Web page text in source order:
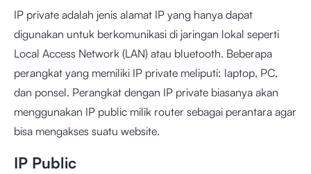
IP private adalah jenis alamat IP yang hanya dapat
digunakan untuk berkomunikasi di jaringan lokal seperti
Local Access Network (LAN) atau bluetooth. Beberapa
perangkat yang memiliki IP private meliputi: laptop, PC,
dan ponsel. Perangkat dengan IP private biasanya akan
menggunakan IP public milik router sebagai perantara agar
bisa mengakses suatu website.
IP Public